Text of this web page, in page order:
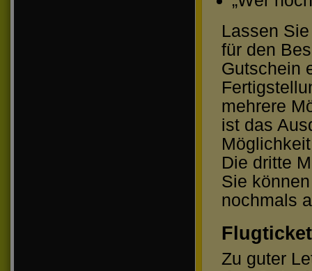
Lassen
für den
Gutschein
mehrere
ist das
Die dritte
Sie
nochmals
Zu guter